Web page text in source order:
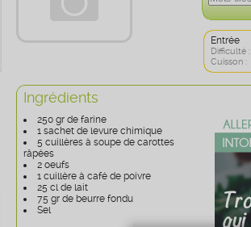
Entrée
Difficulté :
Cuisson :
Ingrédients
250 gr de farine
1 sachet de levure chimique
5 cuillères à soupe de carottes
râpées
2 oeufs
1 cuillère à café de poivre
25 cl de lait
75 gr de beurre fondu
Sel